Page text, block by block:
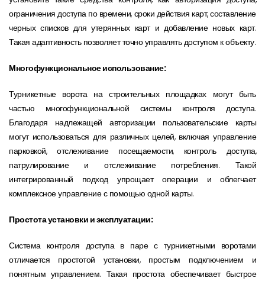
ограничения доступа по времени, сроки действия карт, составление
черных списков для утерянных карт и добавление новых карт.
Такая адаптивность позволяет точно управлять доступом к объекту.
Многофункциональное использование:
Турникетные ворота на строительных площадках могут быть
частью многофункциональной системы контроля доступа.
Благодаря надлежащей авторизации пользовательские карты
могут использоваться для различных целей, включая управление
парковкой, отслеживание посещаемости, контроль доступа,
патрулирование и отслеживание потребления. Такой
интегрированный подход упрощает операции и облегчает
комплексное управление с помощью одной карты.
Простота установки и эксплуатации:
Система контроля доступа в паре с турникетными воротами
отличается простотой установки, простым подключением и
понятным управлением. Такая простота обеспечивает быстрое